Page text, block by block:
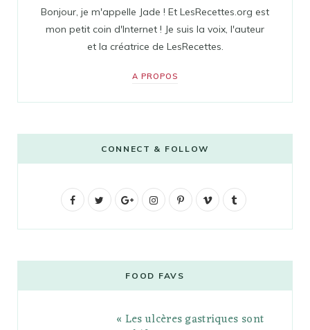
Bonjour, je m'appelle Jade ! Et LesRecettes.org est
mon petit coin d'Internet ! Je suis la voix, l'auteur
et la créatrice de LesRecettes.
A PROPOS
CONNECT & FOLLOW
F
b
t
G
g
l
e
I
t
a
g
P
e
r
V
o
l
r
FOOD FAVS
« Les ulcères gastriques sont